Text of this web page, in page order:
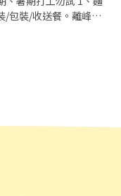
/包裝/收送餐。離峰時